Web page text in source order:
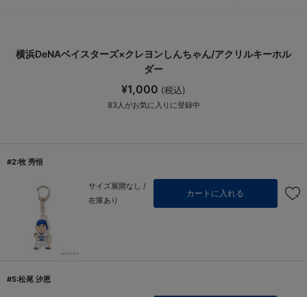
横浜DeNAベイスターズ×クレヨンしんちゃん/アクリルキーホル
ダー
¥1,000 (税込)
83 人がお気に入りに登録中
#2:牧 秀悟
サイズ展開なし /
在庫あり
カートに入れる
#5:松尾 汐恩